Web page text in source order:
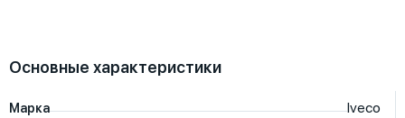
Основные характеристики
Марка Iveco